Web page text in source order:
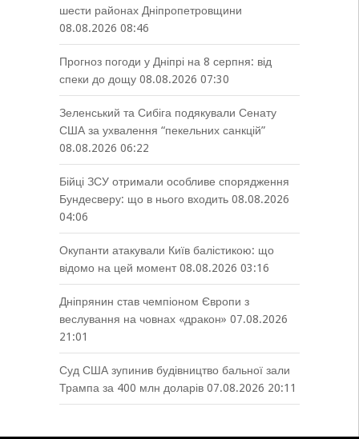
шести районах Дніпропетровщини
08.08.2026 08:46
Прогноз погоди у Дніпрі на 8 серпня: від
спеки до дощу 08.08.2026 07:30
Зеленський та Сибіга подякували Сенату
США за ухвалення “пекельних санкцій”
08.08.2026 06:22
Бійці ЗСУ отримали особливе спорядження
Бундесверу: що в нього входить 08.08.2026
04:06
Окупанти атакували Київ балістикою: що
відомо на цей момент 08.08.2026 03:16
Дніпрянин став чемпіоном Європи з
веслування на човнах «дракон» 07.08.2026
21:01
Суд США зупинив будівництво бальної зали
Трампа за 400 млн доларів 07.08.2026 20:11